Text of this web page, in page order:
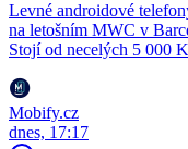
Levné androidové
na letošním MWC v
Stojí od necelých 5 000
Mobify.cz
dnes, 17:17